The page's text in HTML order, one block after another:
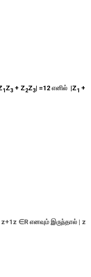
1Z3 + Z2Z3| =12 எனில் |Z1 +
z+1 z ∈R எனவும் இருந்தால் | z